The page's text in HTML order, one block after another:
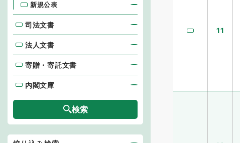
11
新規公表
司法文書
司法文書
法人文書
法人文書
寄贈・寄託文書
寄贈・寄託文書
内閣文庫
内閣文庫
検索